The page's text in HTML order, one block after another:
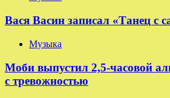
Вася Васин записал «Танец с
Музыка
Моби выпустил 2,5-часовой
с тревожностью